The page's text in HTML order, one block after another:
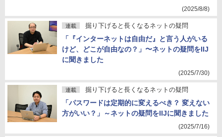
(2025/8/8)
連載 掘り下げると長くなるネットの疑問
「『インターネットは自由だ』と言う人がいる
けど、どこが自由なの？」〜ネットの疑問をIIJ
に聞きました
(2025/7/30)
連載 掘り下げると長くなるネットの疑問
「パスワードは定期的に変えるべき？ 変えない
方がいい？」～ネットの疑問をIIJに聞きました
(2025/7/16)